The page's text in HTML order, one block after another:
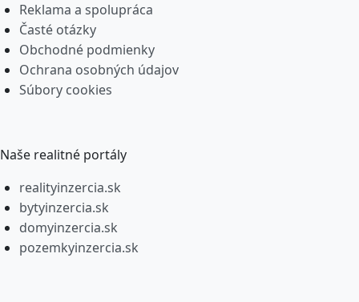
Reklama a spolupráca
Časté otázky
Obchodné podmienky
Ochrana osobných údajov
Súbory cookies
Naše realitné portály
realityinzercia.sk
bytyinzercia.sk
domyinzercia.sk
pozemkyinzercia.sk